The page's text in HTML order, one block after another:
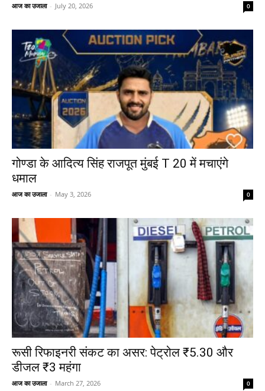
आज का उजाला - July 20, 2026 0
गोण्डा के आदित्य सिंह राजपूत मुंबई T 20 में मचाएंगे
धमाल
आज का उजाला - May 3, 2026 0
रूसी रिफाइनरी संकट का असर: पेट्रोल ₹5.30 और
डीजल ₹3 महंगा
आज का उजाला - March 27, 2026 0